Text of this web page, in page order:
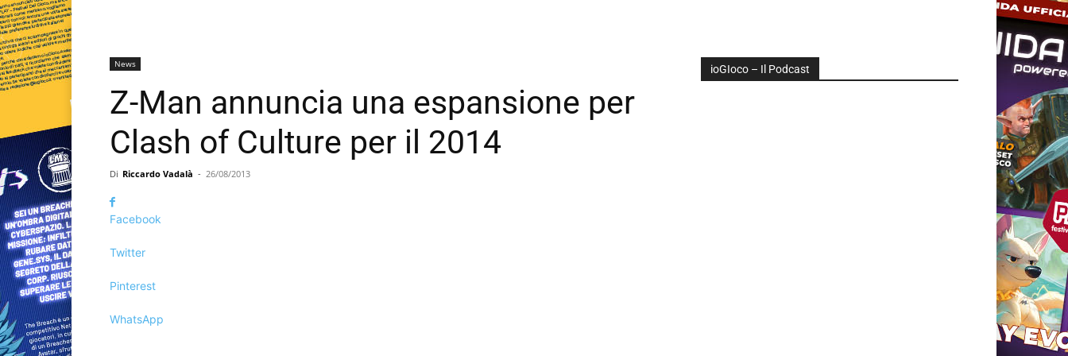
News
Z-Man annuncia una espansione per
Clash of Culture per il 2014
Di Riccardo Vadalà - 26/08/2013
Facebook
Twitter
Pinterest
WhatsApp
ioGIoco – Il Podcast